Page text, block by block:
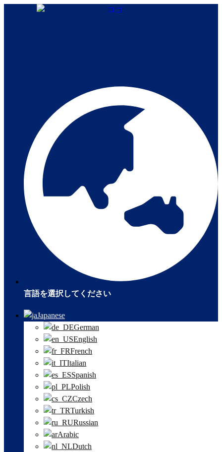
言語を選択してください
Japanese
German
English
French
Italian
Spanish
Polish
Czech
Turkish
Russian
Arabic
Dutch